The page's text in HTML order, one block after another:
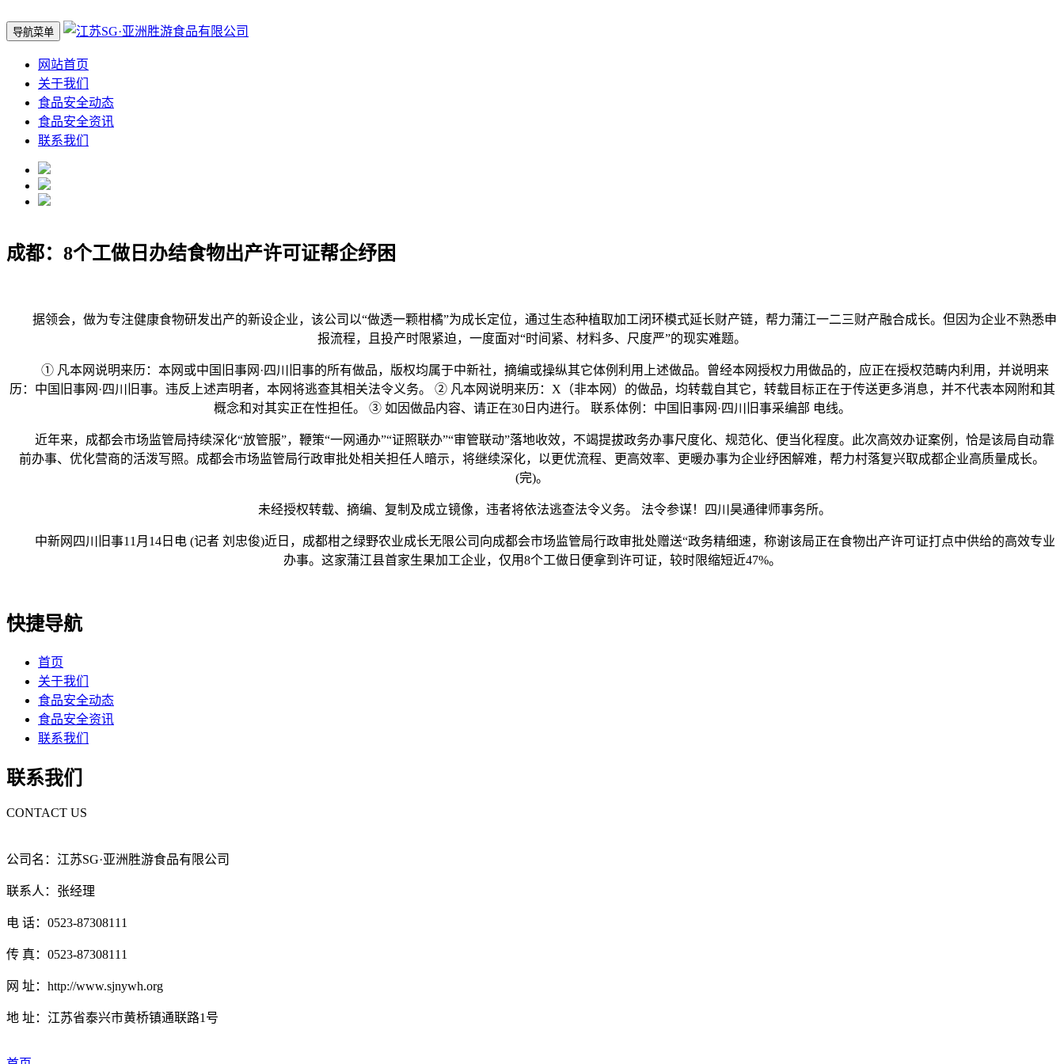
导航菜单
网站首页
关于我们
食品安全动态
食品安全资讯
联系我们
成都：8个工做日办结食物出产许可证帮企纾困
据领会，做为专注健康食物研发出产的新设企业，该公司以“做透一颗柑橘”为成长定位，通过生态种植取加工闭环模式延长财产链，帮力蒲江一二三财产融合成长。但因为企业不熟悉申
报流程，且投产时限紧迫，一度面对“时间紧、材料多、尺度严”的现实难题。
① 凡本网说明来历：本网或中国旧事网·四川旧事的所有做品，版权均属于中新社，摘编或操纵其它体例利用上述做品。曾经本网授权力用做品的，应正在授权范畴内利用，并说明来
历：中国旧事网·四川旧事。违反上述声明者，本网将逃查其相关法令义务。 ② 凡本网说明来历：X（非本网）的做品，均转载自其它，转载目标正在于传送更多消息，并不代表本网附和其
概念和对其实正在性担任。 ③ 如因做品内容、请正在30日内进行。 联系体例：中国旧事网·四川旧事采编部 电线。
近年来，成都会市场监管局持续深化“放管服”，鞭策“一网通办”“证照联办”“审管联动”落地收效，不竭提拔政务办事尺度化、规范化、便当化程度。此次高效办证案例，恰是该局自动靠
前办事、优化营商的活泼写照。成都会市场监管局行政审批处相关担任人暗示，将继续深化，以更优流程、更高效率、更暖办事为企业纾困解难，帮力村落复兴取成都企业高质量成长。
(完)。
未经授权转载、摘编、复制及成立镜像，违者将依法逃查法令义务。 法令参谋！四川昊通律师事务所。
中新网四川旧事11月14日电 (记者 刘忠俊)近日，成都柑之绿野农业成长无限公司向成都会市场监管局行政审批处赠送“政务精细速，称谢该局正在食物出产许可证打点中供给的高效专业
办事。这家蒲江县首家生果加工企业，仅用8个工做日便拿到许可证，较时限缩短近47%。
快捷导航
首页
关于我们
食品安全动态
食品安全资讯
联系我们
联系我们
CONTACT US
公司名：江苏SG·亚洲胜游食品有限公司
联系人：张经理
电 话：0523-87308111
传 真：0523-87308111
网 址：http://www.sjnywh.org
地 址：江苏省泰兴市黄桥镇通联路1号